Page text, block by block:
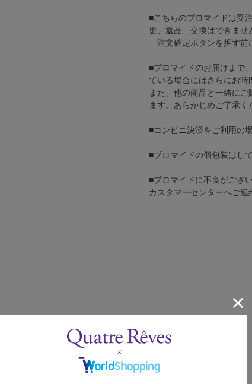
■こちらのブロマイドは受
更、返品、交換はできませ
注文確定ボタンを押す前
■ブロマイドのお届けまで
ている場合にはさらにお時
また、他の商品と一緒に
ます。あらかじめご了承く
■コンビニ決済をご利用の
■ブロマイドの個包装はし
■ブロマイドに不良がござ
カスタマーセンターへご連